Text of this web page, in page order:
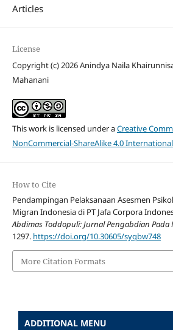
Articles
License
Copyright (c) 2026 Anindya Naila
Mahanani
This work is licensed under aCreative
NonCommercial-ShareAlike 4.0
How to Cite
Pendampingan Pelaksanaan Asesmen
Migran Indonesia di PT Jafa Corpora
Abdimas Toddopuli: Jurnal Pengabdian Pada
1297. https://doi.org/10.30605/syqbw748
More Citation Formats
ADDITIONAL MENU